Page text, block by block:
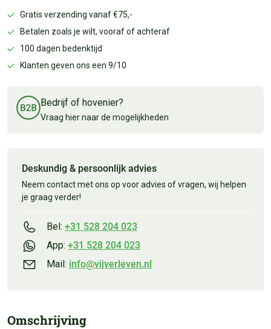
Gratis verzending vanaf €75,-
Betalen zoals je wilt, vooraf of achteraf
100 dagen bedenktijd
Klanten geven ons een 9/10
Bedrijf of hovenier?
Vraag hier naar de mogelijkheden
Deskundig & persoonlijk advies
Neem contact met ons op voor advies of vragen, wij helpen
je graag verder!
Bel: +31 528 204 023
App: +31 528 204 023
Mail: info@vijverleven.nl
Omschrijving